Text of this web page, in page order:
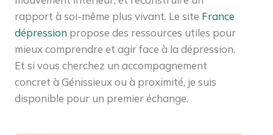
rapport à soi-même plus vivant. Le site France
dépression propose des ressources utiles pour
mieux comprendre et agir face à la dépression.
Et si vous cherchez un accompagnement
concret à Génissieux ou à proximité, je suis
disponible pour un premier échange.